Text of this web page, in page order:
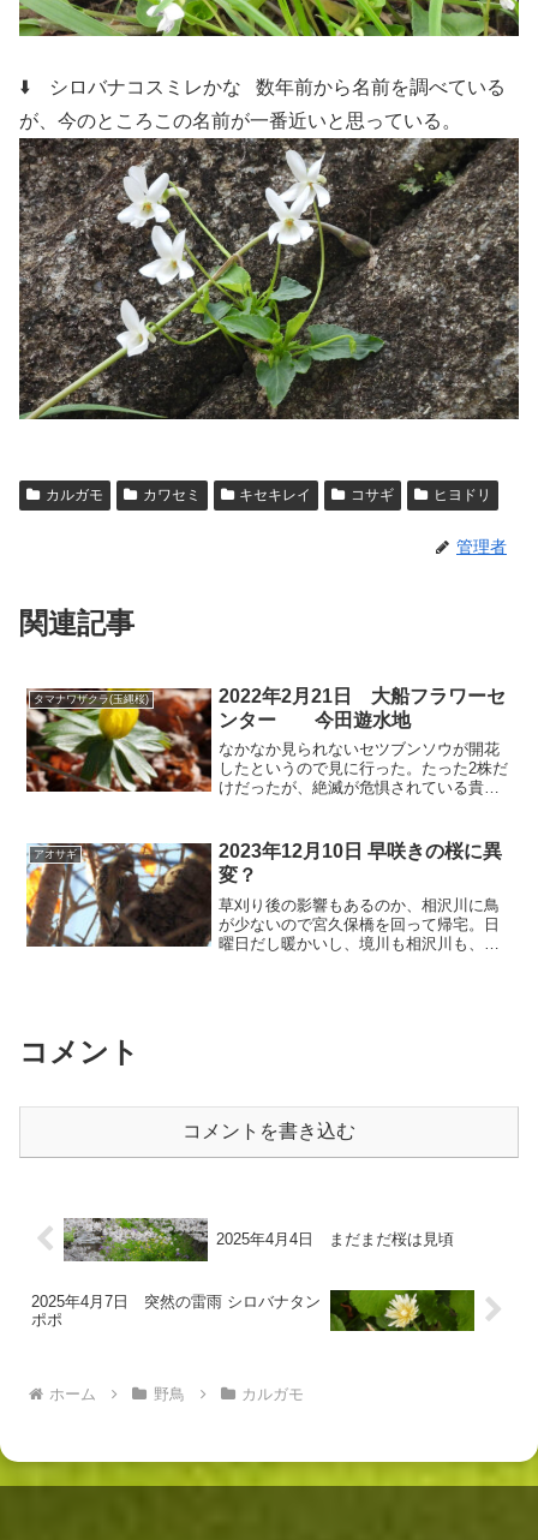
⬇️ シロバナコスミレかな 数年前から名前を調べている
が、今のところこの名前が一番近いと思っている。
カルガモ カワセミ キセキレイ コサギ ヒヨドリ
管理者
関連記事
タマナワザクラ(玉縄桜)
2022年2月21日 大船フラワーセ
ンター 今田遊水地
なかなか見られないセツブンソウが開花
したというので見に行った。たった2株だ
けだったが、絶滅が危惧されている貴重
かった。開花した鉢植えの「玉縄桜」と
「河津桜」が展示されて...
アオサギ
2023年12月10日 早咲きの桜に異
変？
草刈り後の影響もあるのか、相沢川に鳥
が少ないので宮久保橋を回って帰宅。日
曜日だし暖かいし、境川も相沢川も、散
コメント
コメントを書き込む
2025年4月4日 まだまだ桜は見頃
2025年4月7日 突然の雷雨 シロバナタン
ポポ
ホーム 野鳥 カルガモ